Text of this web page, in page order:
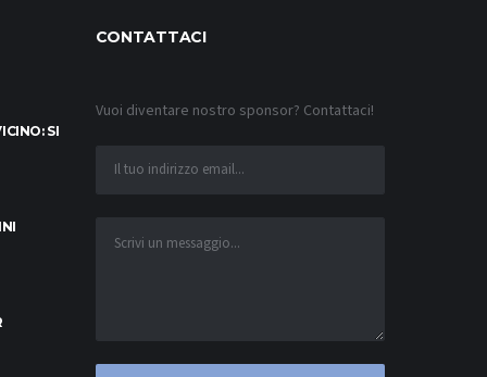
SI
CONTATTACI
Vuoi diventare nostro sponsor? Contattaci!